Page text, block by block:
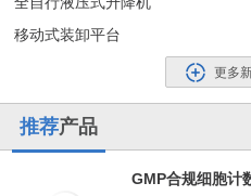
移动式装卸平台
更多
推荐产品
GMP合规细胞计